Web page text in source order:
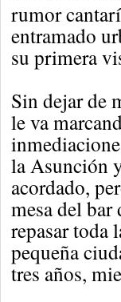
rumor
entramado
su primera
Sin dejar de
le va
la Asunción
acordado,
mesa del
repasar toda
pequeña
tres años,